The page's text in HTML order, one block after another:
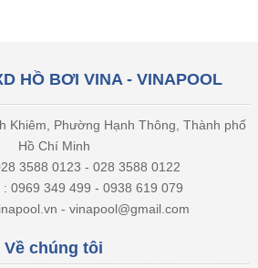
HỒ BƠI VINA - VINAPOOL
Khiêm, Phường Hạnh Thông, Thành phố
Hồ Chí Minh
3588 0123 - 028 3588 0122
: 0969 349 499 - 0938 619 079
- vinapool@gmail.com
Về chúng tôi